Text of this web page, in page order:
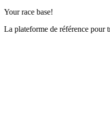
Your race base!
La plateforme de référence pour